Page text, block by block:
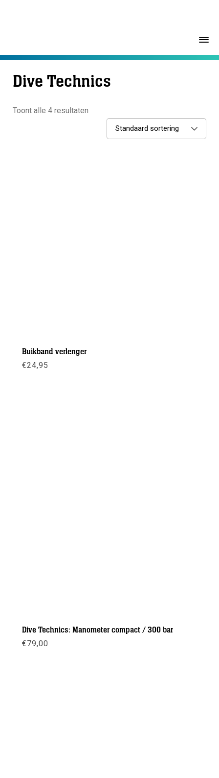
Dive Technics
Toont alle 4 resultaten
Standaard sortering
Buikband verlenger
€24,95
Dive Technics: Manometer compact / 300 bar
€79,00